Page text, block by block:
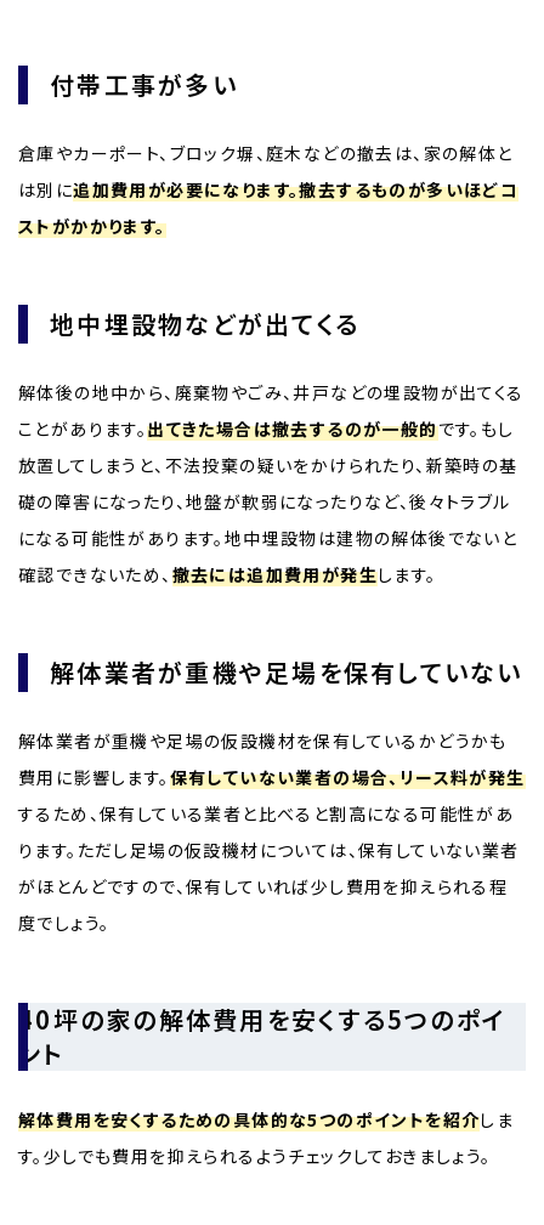
付帯工事が多い
倉庫やカーポート、ブロック塀、庭木などの撤去は、家の解体と
は別に追加費用が必要になります。撤去するものが多いほどコ
ストがかかります。
地中埋設物などが出てくる
解体後の地中から、廃棄物やごみ、井戸などの埋設物が出てくる
ことがあります。出てきた場合は撤去するのが一般的です。もし
放置してしまうと、不法投棄の疑いをかけられたり、新築時の基
礎の障害になったり、地盤が軟弱になったりなど、後々トラブル
になる可能性があります。地中埋設物は建物の解体後でないと
確認できないため、 撤去には追加費用が発生します。
解体業者が重機や足場を保有していない
解体業者が重機や足場の仮設機材を保有しているかどうかも
費用に影響します。 保有していない業者の場合、リース料が発生
するため、保有している業者と比べると割高になる可能性があ
ります。ただし足場の仮設機材については、保有していない業者
がほとんどですので、保有していれば少し費用を抑えられる程
度でしょう。
40坪の家の解体費用を安くする5つのポイ
ント
解体費用を安くするための具体的な5つのポイントを紹介しま
す。少しでも費用を抑えられるようチェックしておきましょう。